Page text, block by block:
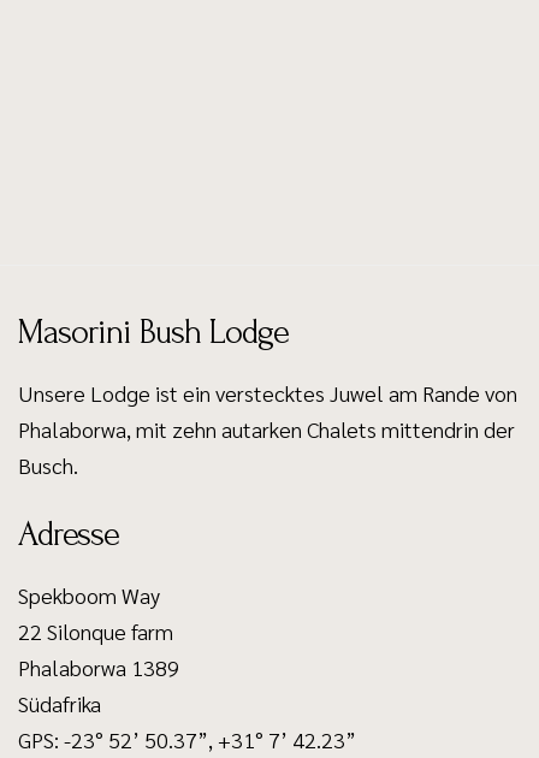
Masorini Bush Lodge
Unsere Lodge ist ein verstecktes Juwel am Rande von
Phalaborwa, mit zehn autarken Chalets mittendrin der
Busch.
Adresse
Spekboom Way
22 Silonque farm
Phalaborwa 1389
Südafrika
GPS: -23° 52’ 50.37”, +31° 7’ 42.23”